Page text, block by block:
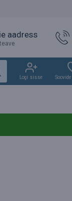
aadress
Logi sisse